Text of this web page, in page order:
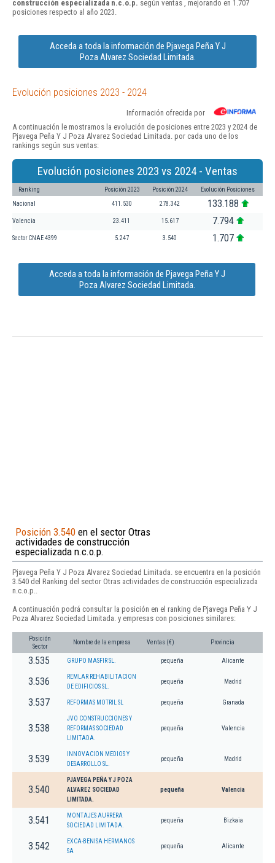
construcción especializada n.c.o.p. según ventas , mejorando en 1.707
posiciones respecto al año 2023.
Acceda a toda la información de Pjavega Peña Y J
Poza Alvarez Sociedad Limitada.
Evolución posiciones 2023 - 2024
Información ofrecida por
A continuación le mostramos la evolución de posiciones entre 2023 y 2024 de
Pjavega Peña Y J Poza Alvarez Sociedad Limitada. por cada uno de los
rankings según sus ventas:
Evolución posiciones 2023 vs 2024 - Ventas
Ranking Posición 2023 Posición 2024 Evolución Posiciones
Nacional 411.530 278.342 133.188
Valencia 23.411 15.617 7.794
Sector CNAE 4399 5.247 3.540 1.707
Acceda a toda la información de Pjavega Peña Y J
Poza Alvarez Sociedad Limitada.
Posición 3.540 en el sector Otras
actividades de construcción
especializada n.c.o.p.
Pjavega Peña Y J Poza Alvarez Sociedad Limitada. se encuentra en la posición
3.540 del Ranking del sector Otras actividades de construcción especializada
n.c.o.p..
A continuación podrá consultar la posición en el ranking de Pjavega Peña Y J
Poza Alvarez Sociedad Limitada. y empresas con posiciones similares:
Posición
Sector
Nombre de la empresa Ventas (€) Provincia
3.535 GRUPO MASFIR SL. pequeña Alicante
3.536
REMLAR REHABILITACION
DE EDIFICIOS SL.
pequeña Madrid
3.537 REFORMAS MOTRIL SL pequeña Granada
3.538
JVO CONSTRUCCIONES Y
REFORMAS SOCIEDAD
LIMITADA.
pequeña Valencia
3.539
INNOVACION MEDIOS Y
DESARROLLO SL.
pequeña Madrid
3.540
PJAVEGA PEÑA Y J POZA
ALVAREZ SOCIEDAD
LIMITADA.
pequeña Valencia
3.541
MONTAJES AURRERA
SOCIEDAD LIMITADA.
pequeña Bizkaia
3.542
EXCA-BENISA HERMANOS
SA
pequeña Alicante